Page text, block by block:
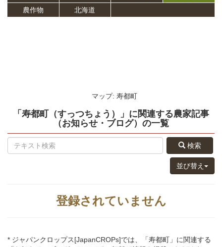
農作物
北海道
マップ: 寿都町
「寿都町（すっつちょう）」 に関連する農家記事
（お知らせ・ブログ） の一覧
検索
並び替え
登録されていません
* ジャパンクロップス[JapanCROPs]では、「寿都町」に関連する